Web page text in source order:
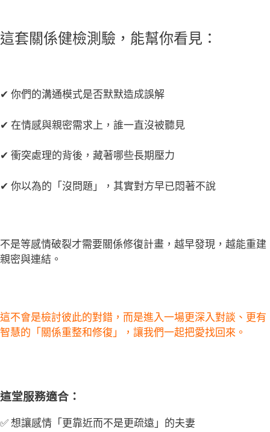
這套關係健檢測驗，能幫你看見：
✔ 你們的溝通模式是否默默造成誤解
✔ 在情感與親密需求上，誰一直沒被聽見
✔ 衝突處理的背後，藏著哪些長期壓力
✔ 你以為的「沒問題」，其實對方早已悶著不說
不是等感情破裂才需要關係修復計畫，越早發現，越能重建
親密與連結。
這不會是檢討彼此的對錯，而是進入一場更深入對談、更有
智慧的「關係重整和修復」，讓我們一起把愛找回來。
這堂服務適合：
✅ 想讓感情「更靠近而不是更疏遠」的夫妻